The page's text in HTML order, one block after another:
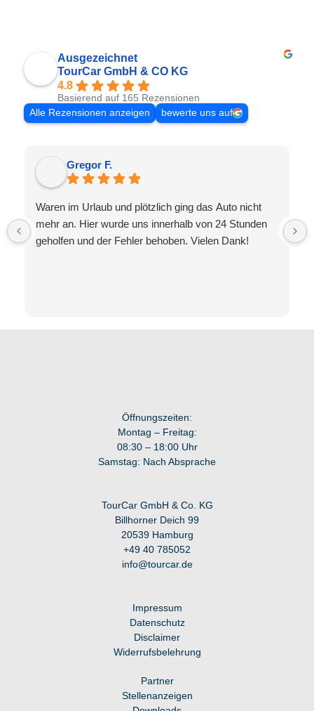
Ausgezeichnet
TourCar GmbH & CO KG
4.8
Basierend auf 165 Rezensionen
Alle Rezensionen anzeigen
bewerte uns auf
Gregor F.
Waren im Urlaub und plötzlich ging das Auto nicht
mehr an. Hier wurde uns innerhalb von 24 Stunden
geholfen und der Fehler behoben. Vielen Dank!
Öffnungszeiten:
Montag – Freitag:
08:30 – 18:00 Uhr
Samstag: Nach Absprache
TourCar GmbH & Co. KG
Billhorner Deich 99
20539 Hamburg
+49 40 785052
info@tourcar.de
Impressum
Datenschutz
Disclaimer
Widerrufsbelehrung
Partner
Stellenanzeigen